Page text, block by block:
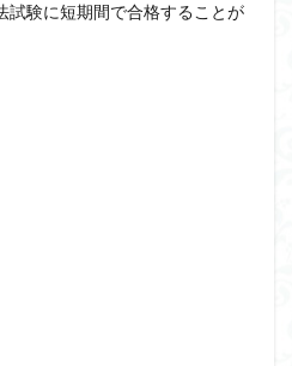
試験に短期間で合格することが